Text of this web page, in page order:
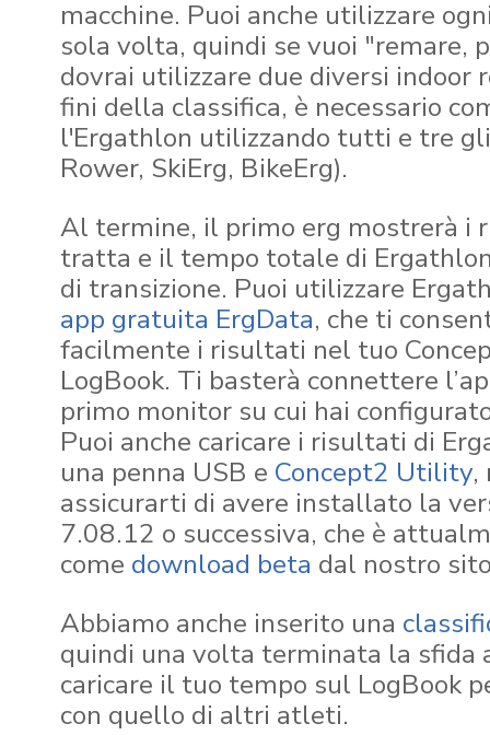
macchine. Puoi anche utilizzare
sola volta, quindi se vuoi "remare,
dovrai utilizzare due diversi indoor
fini della classifica, è necessario
l'Ergathlon utilizzando tutti e tre
Rower, SkiErg, BikeErg).
Al termine, il primo erg mostrerà i
tratta e il tempo totale di
di transizione. Puoi utilizzare
app gratuita ErgData, che ti
facilmente i risultati nel tuo
LogBook. Ti basterà connettere
primo monitor su cui hai
Puoi anche caricare i risultati di
una penna USB e Concept2 Utility,
assicurarti di avere installato la
7.08.12 o successiva, che è
come download beta dal nostro
Abbiamo anche inserito una
quindi una volta terminata la sfida
caricare il tuo tempo sul LogBook
con quello di altri atleti.